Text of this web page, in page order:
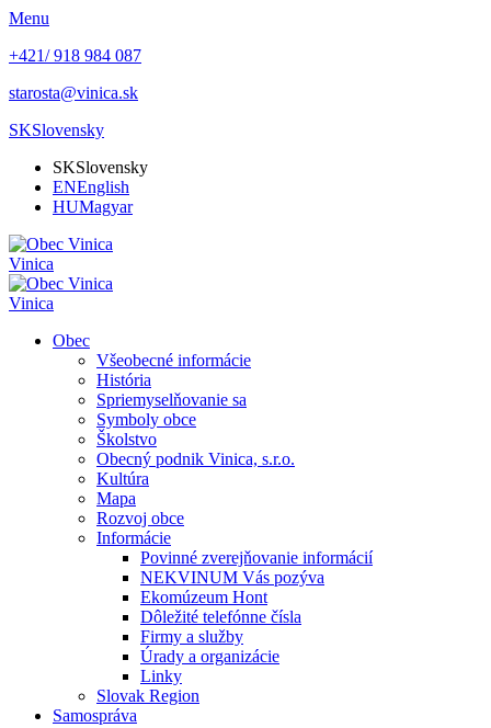
Menu
+421/ 918 984 087
starosta@vinica.sk
SKSlovensky
SKSlovensky
ENEnglish
HUMagyar
Vinica
Vinica
Obec
Všeobecné informácie
História
Spriemyselňovanie sa
Symboly obce
Školstvo
Obecný podnik Vinica, s.r.o.
Kultúra
Mapa
Rozvoj obce
Informácie
Povinné zverejňovanie informácií
NEKVINUM Vás pozýva
Ekomúzeum Hont
Dôležité telefónne čísla
Firmy a služby
Úrady a organizácie
Linky
Slovak Region
Samospráva